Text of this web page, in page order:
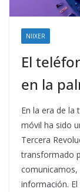
NIIXER
El
en la
En la era de
móvil ha sido
Tercera
transformado
información.